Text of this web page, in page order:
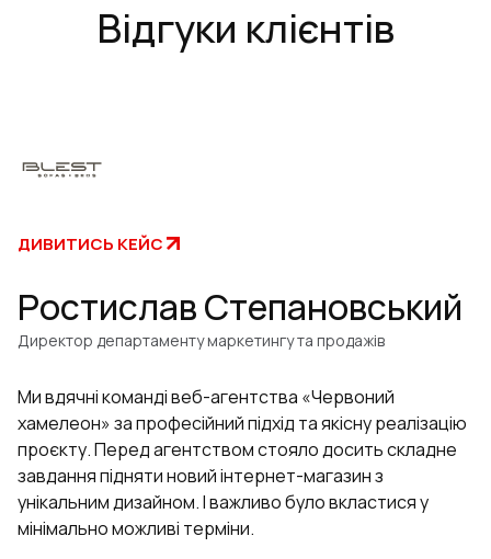
Відгуки клієнтів
ДИВИТИСЬ КЕЙС
Ростислав Степановський
Директор департаменту маркетингу та продажів
Ми вдячні команді веб-агентства «Червоний
хамелеон» за професійний підхід та якісну реалізацію
проєкту. Перед агентством стояло досить складне
завдання підняти новий інтернет-магазин з
унікальним дизайном. І важливо було вкластися у
мінімально можливі терміни.